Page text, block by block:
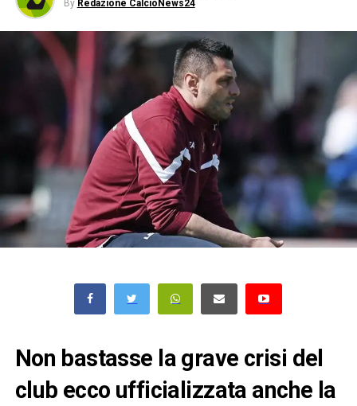
By Redazione CalcioNews24
Non bastasse la grave crisi del
club ecco ufficializzata anche la